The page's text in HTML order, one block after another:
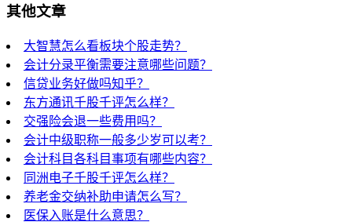
其他文章
大智慧怎么看板块个股走势？
会计分录平衡需要注意哪些问题？
信贷业务好做吗知乎？
东方通讯千股千评怎么样？
交强险会退一些费用吗？
会计中级职称一般多少岁可以考？
会计科目各科目事项有哪些内容？
同洲电子千股千评怎么样？
养老金交纳补助申请怎么写？
医保入账是什么意思？